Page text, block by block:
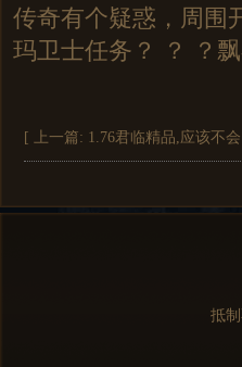
传奇有个疑惑，周围
玛卫士任务？ ？ ？
[ 上一篇: 1.76君临精品,应该不
抵